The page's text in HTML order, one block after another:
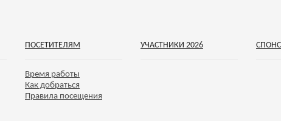
ПОСЕТИТЕЛЯМ
Время работы
Как добраться
Правила посещения
УЧАСТНИКИ 2026